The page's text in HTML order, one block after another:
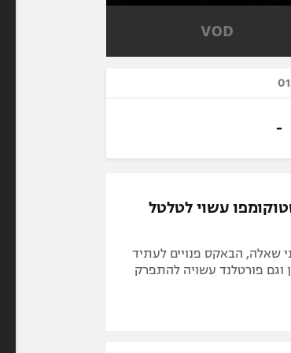
VOD
-
עשוי לטלטל
שאלה, הבאקס פנויים לעתיד
וגם פורטלנד עשויה להתפרק